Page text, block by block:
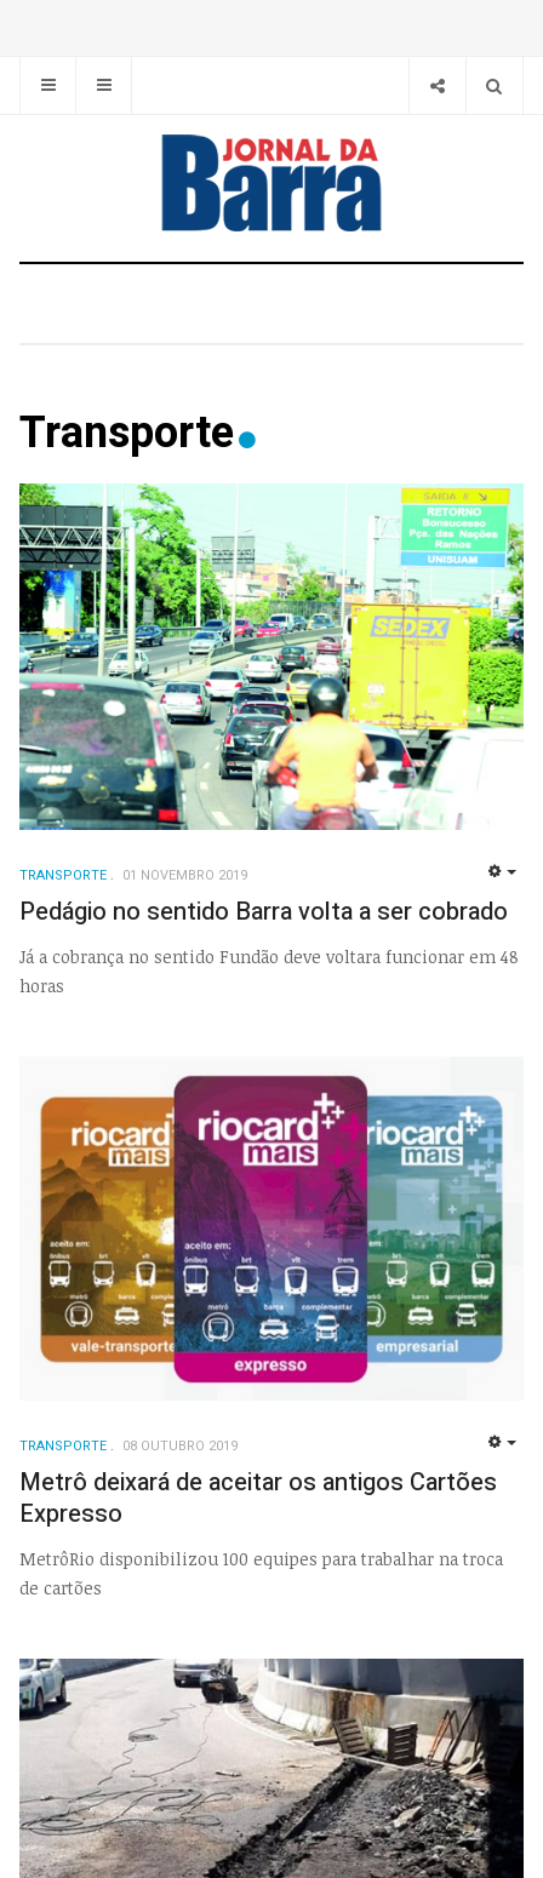
Transporte
TRANSPORTE 01 NOVEMBRO 2019
Pedágio no sentido Barra volta a ser cobrado
Já a cobrança no sentido Fundão deve voltara funcionar em 48
horas
TRANSPORTE 08 OUTUBRO 2019
Metrô deixará de aceitar os antigos Cartões
Expresso
MetrôRio disponibilizou 100 equipes para trabalhar na troca
de cartões